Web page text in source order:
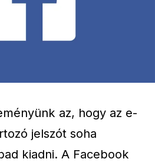
az, hogy az e-
jelszót soha
kiadni. A Facebook